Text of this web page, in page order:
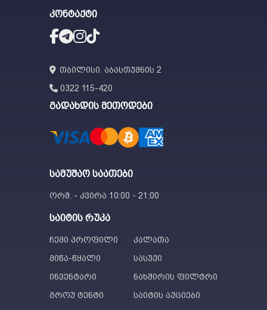
კონტაქტი
თბილისი. აბასთუმნის 2
0322 115-420
გადახდის მეთოდები
სამუშაო საათები
ორშ. - კვირა 10:00 - 21:00
საიტის რუკა
ჩემი პროფილი
კალათა
მიწა-წყალი
სასუქი
ინვენტარი
ნახშირის ფილტრი
გროუ ტენტი
საიტის აქციები